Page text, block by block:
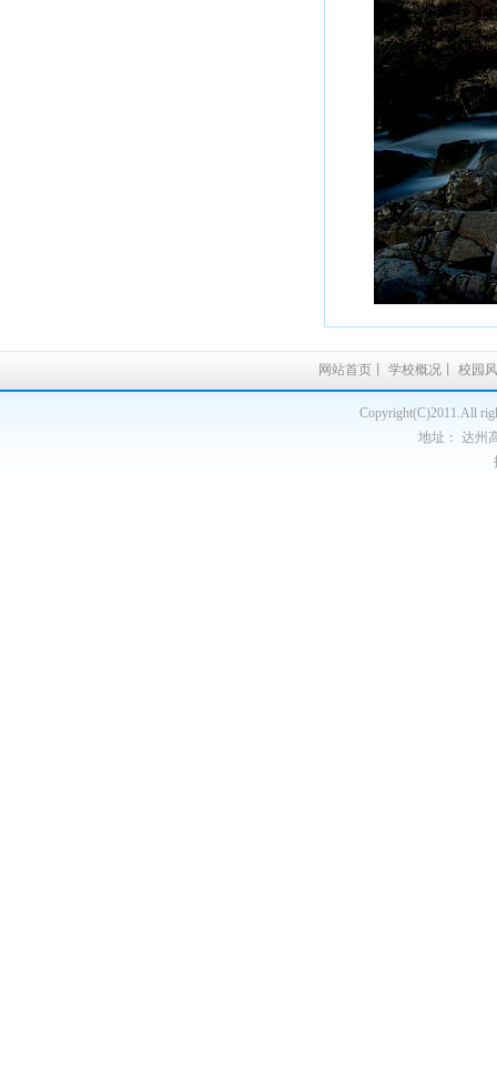
网站首页 学校概况 校园
Copyright(C)2011.All
地址： 达州